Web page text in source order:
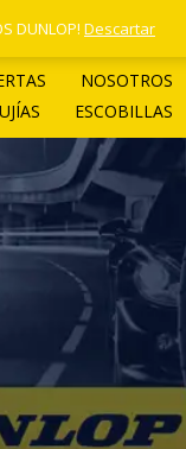
NOSOTROS
ESCOBILLAS
DUNLOP! Descartar